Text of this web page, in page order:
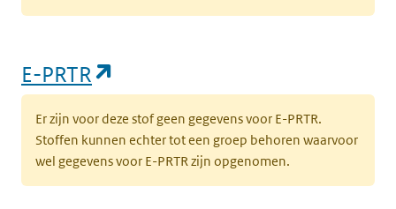
E-PRTR
Er zijn voor deze stof geen gegevens voor E-PRTR.
Stoffen kunnen echter tot een groep behoren waarvoor
wel gegevens voor E-PRTR zijn opgenomen.